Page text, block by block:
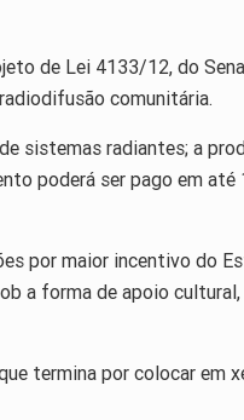
de Lei 4133/12, do
comunitária.
sistemas radiantes; a
poderá ser pago em até
por maior incentivo do
a forma de apoio cultural,
termina por colocar em